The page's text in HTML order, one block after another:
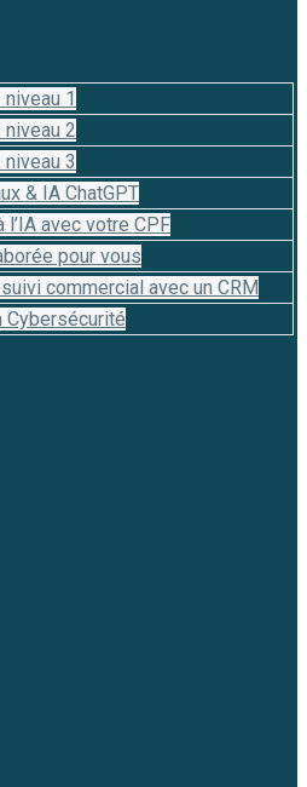
1
2
3
& IA ChatGPT
avec votre CPF
pour vous
commercial avec un CRM